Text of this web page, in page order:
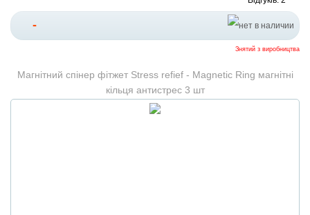
-
Знятий з виробництва
Магнітний спінер фітжет Stress refief - Magnetic Ring магнітні
кільця антистрес 3 шт